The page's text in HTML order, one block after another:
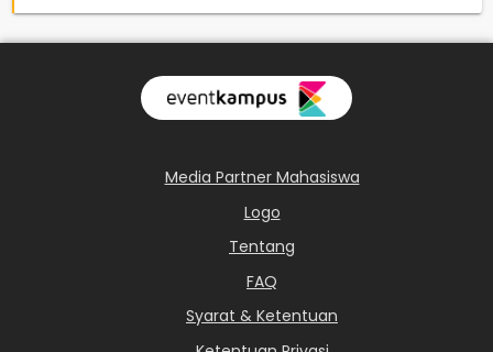
Media Partner Mahasiswa
Logo
Tentang
FAQ
Syarat & Ketentuan